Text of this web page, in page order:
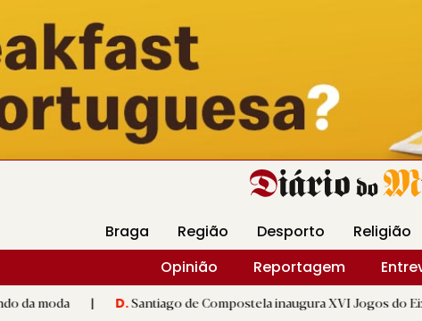
DMtv Revista Minha Gráfica DM
Braga Região Desporto Religião
Opinião
Reportagem
| D.Santiago de Compostela inaugura XVI Jogos do Eixo Atlântico